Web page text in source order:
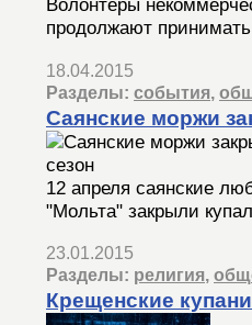
Волонтеры
продолжают
18.04.2015
Разделы: события,
Саянские моржи
12 апреля саянские
"Мольта" закрыли
23.01.2015
Разделы: религия,
Крещенские